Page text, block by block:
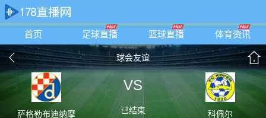
首页 足球直播 篮球直播 体育资讯
球会友谊
萨格勒布迪纳摩
VS
已结束 科佩尔